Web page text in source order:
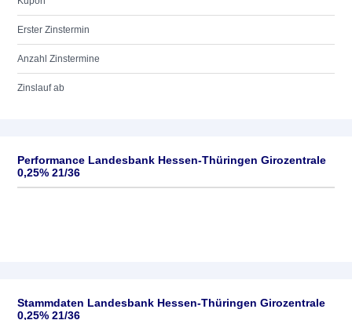
Erster Zinstermin
Anzahl Zinstermine
Zinslauf ab
Performance Landesbank Hessen-Thüringen Girozentrale
0,25% 21/36
Stammdaten Landesbank Hessen-Thüringen Girozentrale
0,25% 21/36